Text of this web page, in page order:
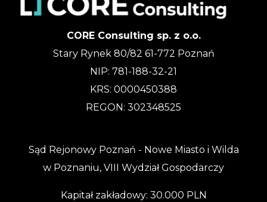
CORE Consulting sp. z o.o.
Stary Rynek 80/82 61-772 Poznań
NIP: 781-188-32-21
KRS: 0000450388
REGON: 302348525
Sąd Rejonowy Poznań - Nowe Miasto i Wilda
w Poznaniu, VIII Wydział Gospodarczy
Kapitał zakładowy: 30.000 PLN